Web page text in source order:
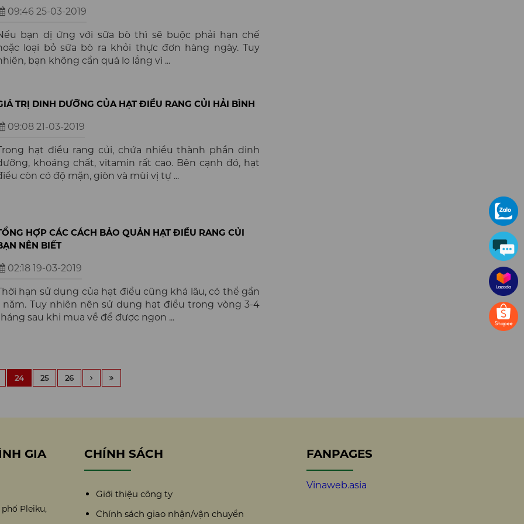
09:46 25-03-2019
bạn dị ứng với sữa bò thì sẽ buộc phải hạn chế
loại bỏ sữa bò ra khỏi thực đơn hàng ngày. Tuy
bạn không cần quá lo lắng vì ...
TRỊ DINH DƯỠNG CỦA HẠT ĐIỀU RANG CỦI HẢI BÌNH
09:08 21-03-2019
hạt điều rang củi, chứa nhiều thành phần dinh
khoáng chất, vitamin rất cao. Bên cạnh đó, hạt
còn có độ mặn, giòn và mùi vị tự ...
HỢP CÁC CÁCH BẢO QUẢN HẠT ĐIỀU RANG CỦI
NÊN BIẾT
02:18 19-03-2019
hạn sử dụng của hạt điều cũng khá lâu, có thể gần
năm. Tuy nhiên nên sử dụng hạt điều trong vòng 3-4
sau khi mua về để được ngon ...
24 25 26
GIA
Pleiku,
CHÍNH SÁCH
Giới thiệu công ty
Chính sách giao nhận/vận chuyển
FANPAGES
Vinaweb.asia